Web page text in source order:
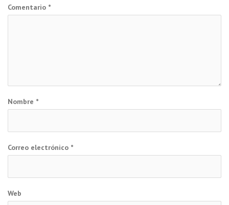
Comentario *
Nombre *
Correo electrónico *
Web